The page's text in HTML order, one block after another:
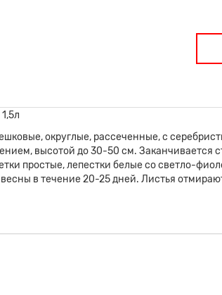
округлые, рассеченные, с
высотой до 30-50 см.
простые, лепестки белые со светло-
в течение 20-25 дней. Листья